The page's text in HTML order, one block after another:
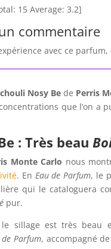
15 Average:3.2]
commentaire
avec ce parfum,
Nosy Bede Perris
que l’on a
: Très beau
Monte Carlo nous
. En Eau de Parfum, le
qui le cataloguera
pur.
sillage est très beau
de Parfum, accompagné de